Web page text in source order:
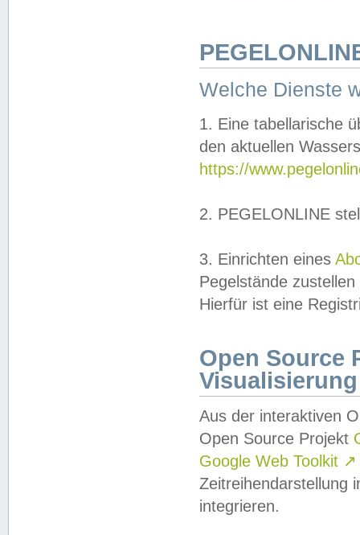
Welche Dienste
1. Eine tabellarische
den aktuellen
https://
2. PEGELONLINE
3. Einrichten eines
Pegelstände
Hierfür ist eine
Open Source
Visualisierung
Aus der interaktiven
Open Source Projekt
Google Web Toolkit ↗
Zeitreihendarstellung
integrieren.